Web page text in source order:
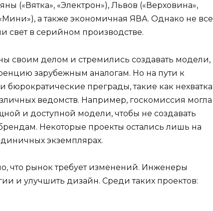
(«Вятка», «Электрон»), Львов («Верховина»,
«Мини»), а также экономичная ЯВА. Однако не все
свет в серийном производстве.
своим делом и стремились создавать модели,
зарубежным аналогам. Но на пути к
бюрократические преграды, такие как нехватка
ведомств. Например, госкомиссия могла
и доступной модели, чтобы не создавать
Некоторые проекты остались лишь на
экземплярах.
что рынок требует изменений. Инженеры
и улучшить дизайн. Среди таких проектов: